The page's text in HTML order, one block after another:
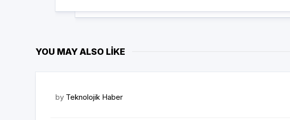
YOU MAY ALSO LIKE
by Teknolojik Haber